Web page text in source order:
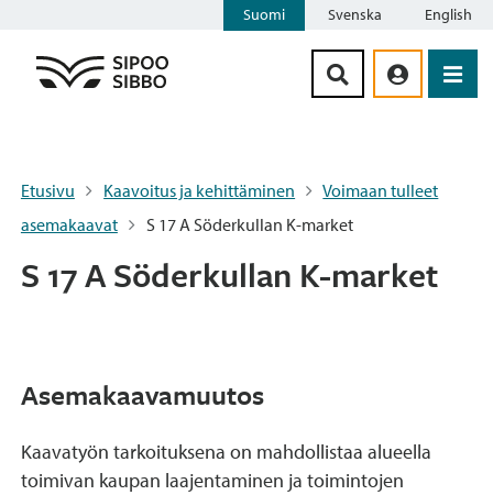
Suomi Svenska English
Etusivu Kaavoitus ja kehittäminen
Voimaan tulleet
asemakaavat
S 17 A Söderkullan K-market
S 17 A Söderkullan K-market
Asemakaavamuutos
Kaavatyön tarkoituksena on mahdollistaa alueella
toimivan kaupan laajentaminen ja toimintojen